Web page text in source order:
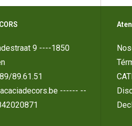
9 ----1850
89.61.51
------ --